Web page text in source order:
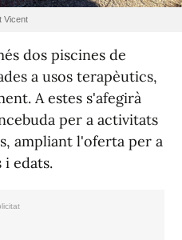
Vicent
dos piscines de
a usos terapèutics,
A estes s'afegirà
per a activitats
ampliant l'oferta per a
edats.